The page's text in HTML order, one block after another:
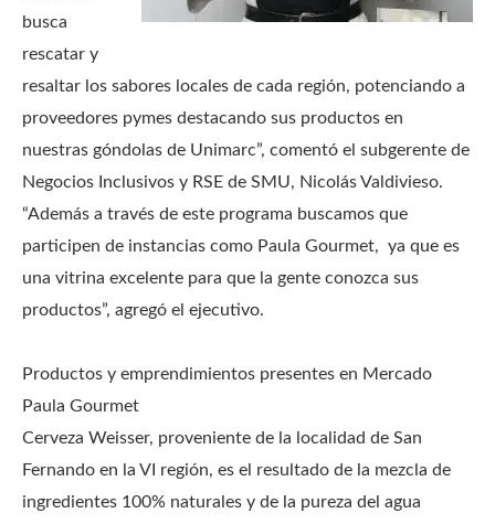
busca
rescatar y
resaltar los sabores locales de cada región, potenciando a
proveedores pymes destacando sus productos en
nuestras góndolas de Unimarc”, comentó el subgerente de
Negocios Inclusivos y RSE de SMU, Nicolás Valdivieso.
“Además a través de este programa buscamos que
participen de instancias como Paula Gourmet, ya que es
una vitrina excelente para que la gente conozca sus
productos”, agregó el ejecutivo.
Productos y emprendimientos presentes en Mercado
Paula Gourmet
Cerveza Weisser, proveniente de la localidad de San
Fernando en la VI región, es el resultado de la mezcla de
ingredientes 100% naturales y de la pureza del agua